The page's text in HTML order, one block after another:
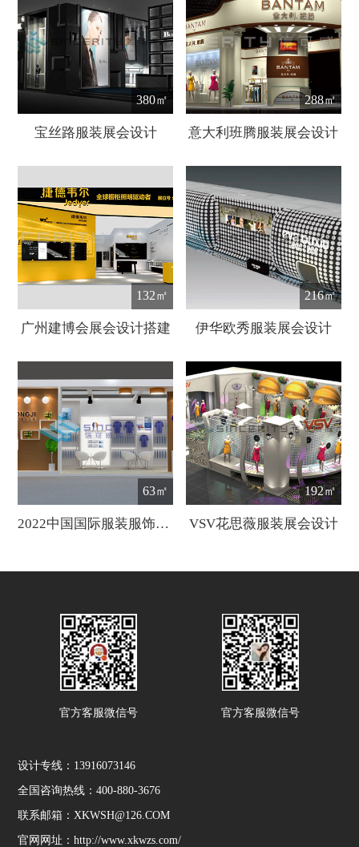
380㎡
宝丝路服装展会设计
288㎡
意大利班腾服装展会设计
132㎡
广州建博会展会设计搭建
216㎡
伊华欧秀服装展会设计
63㎡
2022中国国际服装服饰博览会
192㎡
VSV花思薇服装展会设计
官方客服微信号 官方客服微信号
设计专线：13916073146
全国咨询热线：400-880-3676
联系邮箱：XKWSH@126.COM
官网网址：http://www.xkwzs.com/